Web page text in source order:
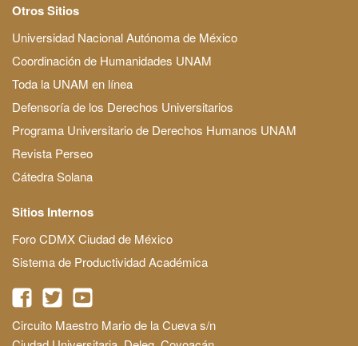
Otros Sitios
Universidad Nacional Autónoma de México
Coordinación de Humanidades UNAM
Toda la UNAM en línea
Defensoría de los Derechos Universitarios
Programa Universitario de Derechos Humanos UNAM
Revista Perseo
Cátedra Solana
Sitios Internos
Foro CDMX Ciudad de México
Sistema de Productividad Académica
Circuito Maestro Mario de la Cueva s/n